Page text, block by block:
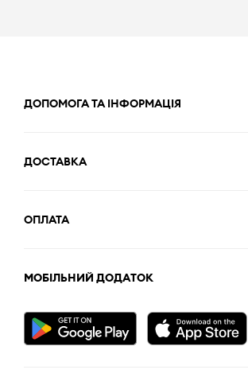
ДОПОМОГА ТА ІНФОРМАЦІЯ
ДОСТАВКА
ОПЛАТА
МОБІЛЬНИЙ ДОДАТОК